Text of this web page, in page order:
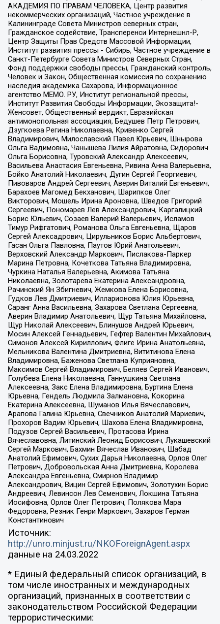
АКАДЕМИЯ ПО ПРАВАМ ЧЕЛОВЕКА, Центр развития
некоммерческих организаций, Частное учреждение в
Калининграде Совета Министров северных стран,
Гражданское содействие, Трансперенси Интернешнл-Р,
Центр Защиты Прав Средств Массовой Информации,
Институт развития прессы - Сибирь, Частное учреждение в
Санкт-Петербурге Совета Министров Северных Стран,
Фонд поддержки свободы прессы, Гражданский контроль,
Человек и Закон, Общественная комиссия по сохранению
наследия академика Сахарова, Информационное
агентство МЕМО. РУ, Институт региональной прессы,
Институт Развития Свободы Информации, Экозащита!-
Женсовет, Общественный вердикт, Евразийская
антимонопольная ассоциация, Бедушев Петр Петрович,
Дзугкоева Регина Николаевна, Кривенко Сергей
Владимирович, Милославский Павел Юрьевич, Шнырова
Ольга Вадимовна, Чанышева Лилия Айратовна, Сидорович
Ольга Борисовна, Туровский Александр Алексеевич,
Васильева Анастасия Евгеньевна, Ривина Анна Валерьевна,
Бойко Анатолий Николаевич, Дугин Сергей Георгиевич,
Пивоваров Андрей Сергеевич, Аверин Виталий Евгеньевич,
Барахоев Магомед Бекханович, Шарипков Олег
Викторович, Мошель Ирина Ароновна, Шведов Григорий
Сергеевич, Пономарев Лев Александрович, Каргалицкий
Борис Юльевич, Созаев Валерий Валерьевич, Исламов
Тимур Рифгатович, Романова Ольга Евгеньевна, Щаров
Сергей Алексадрович, Цирульников Борис Альбертович,
Гасан Ольга Павловна, Паутов Юрий Анатольевич,
Верховский Александр Маркович, Пислакова-Паркер
Марина Петровна, Кочеткова Татьяна Владимировна,
Чуркина Наталья Валерьевна, Акимова Татьяна
Николаевна, Золотарева Екатерина Александровна,
Рачинский Ян Збигневич, Жемкова Елена Борисовна,
Гудков Лев Дмитриевич, Илларионова Юлия Юрьевна,
Саранг Анна Васильевна, Захарова Светлана Сергеевна,
Аверин Владимир Анатольевич, Щур Татьяна Михайловна,
Щур Николай Алексеевич, Блинушов Андрей Юрьевич,
Мосин Алексей Геннадьевич, Гефтер Валентин Михайлович,
Симонов Алексей Кириллович, Флиге Ирина Анатольевна,
Мельникова Валентина Дмитриевна, Вититинова Елена
Владимировна, Баженова Светлана Куприяновна,
Максимов Сергей Владимирович, Беляев Сергей Иванович,
Голубева Елена Николаевна, Ганнушкина Светлана
Алексеевна, Закс Елена Владимировна, Буртина Елена
Юрьевна, Гендель Людмила Залмановна, Кокорина
Екатерина Алексеевна, Шуманов Илья Вячеславович,
Арапова Галина Юрьевна, Свечников Анатолий Мариевич,
Прохоров Вадим Юрьевич, Шахова Елена Владимировна,
Подузов Сергей Васильевич, Протасова Ирина
Вячеславовна, Литинский Леонид Борисович, Лукашевский
Сергей Маркович, Бахмин Вячеслав Иванович, Шабад
Анатолий Ефимович, Сухих Дарья Николаевна, Орлов Олег
Петрович, Добровольская Анна Дмитриевна, Королева
Александра Евгеньевна, Смирнов Владимир
Александрович, Вицин Сергей Ефимович, Золотухин Борис
Андреевич, Левинсон Лев Семенович, Локшина Татьяна
Иосифовна, Орлов Олег Петрович, Полякова Мара
Федоровна, Резник Генри Маркович, Захаров Герман
Константинович
Источник:
http://unro.minjust.ru/NKOForeignAgent.aspx
данные на 24.03.2022
* Единый федеральный список организаций, в
том числе иностранных и международных
организаций, признанных в соответствии с
законодательством Российской Федерации
террористическими: